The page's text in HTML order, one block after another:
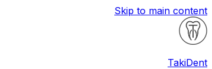
Skip to main content
TakiDent